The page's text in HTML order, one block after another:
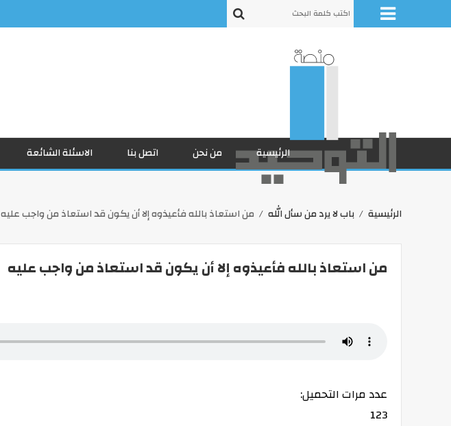
الرئيسية من نحن اتصل بنا الاسئلة الشائعة
الرئيسية باب لا يرد من سأل الله من استعاذ بالله فأعيذوه إلا أن يكون قد استعاذ من واجب عليه
من استعاذ بالله فأعيذوه إلا أن يكون قد استعاذ من واجب عليه
عدد مرات التحميل:
123